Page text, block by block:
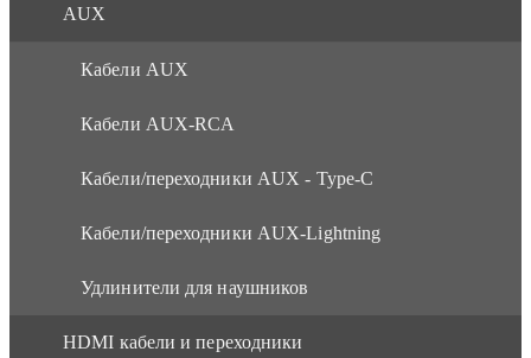
AUX
Кабели AUX
Кабели AUX-RCA
Кабели/переходники AUX - Type-C
Кабели/переходники AUX-Lightning
Удлинители для наушников
HDMI кабели и переходники